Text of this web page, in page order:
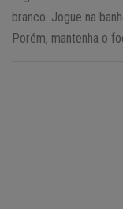
branco. Jogue na
Porém, mantenha o